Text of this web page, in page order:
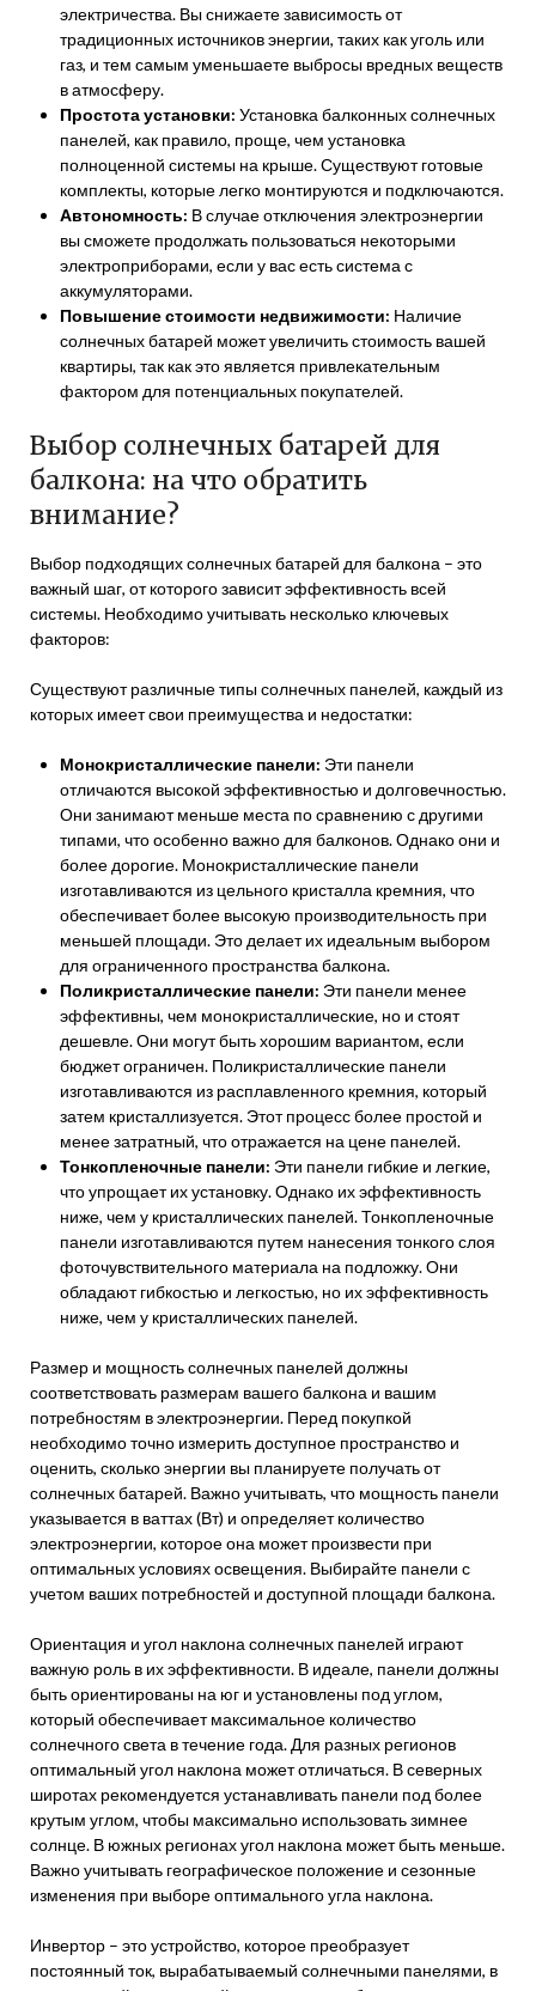
электричества. Вы снижаете зависимость от
традиционных источников энергии, таких как уголь или
газ, и тем самым уменьшаете выбросы вредных веществ
в атмосферу.
Простота установки: Установка балконных солнечных
панелей, как правило, проще, чем установка
полноценной системы на крыше. Существуют готовые
комплекты, которые легко монтируются и подключаются.
Автономность: В случае отключения электроэнергии
вы сможете продолжать пользоваться некоторыми
электроприборами, если у вас есть система с
аккумуляторами.
Повышение стоимости недвижимости: Наличие
солнечных батарей может увеличить стоимость вашей
квартиры, так как это является привлекательным
фактором для потенциальных покупателей.
Выбор солнечных батарей для
балкона: на что обратить
внимание?
Выбор подходящих солнечных батарей для балкона – это
важный шаг, от которого зависит эффективность всей
системы. Необходимо учитывать несколько ключевых
факторов:
Существуют различные типы солнечных панелей, каждый из
которых имеет свои преимущества и недостатки:
Монокристаллические панели: Эти панели
отличаются высокой эффективностью и долговечностью.
Они занимают меньше места по сравнению с другими
типами, что особенно важно для балконов. Однако они и
более дорогие. Монокристаллические панели
изготавливаются из цельного кристалла кремния, что
обеспечивает более высокую производительность при
меньшей площади. Это делает их идеальным выбором
для ограниченного пространства балкона.
Поликристаллические панели: Эти панели менее
эффективны, чем монокристаллические, но и стоят
дешевле. Они могут быть хорошим вариантом, если
бюджет ограничен. Поликристаллические панели
изготавливаются из расплавленного кремния, который
затем кристаллизуется. Этот процесс более простой и
менее затратный, что отражается на цене панелей.
Тонкопленочные панели: Эти панели гибкие и легкие,
что упрощает их установку. Однако их эффективность
ниже, чем у кристаллических панелей. Тонкопленочные
панели изготавливаются путем нанесения тонкого слоя
фоточувствительного материала на подложку. Они
обладают гибкостью и легкостью, но их эффективность
ниже, чем у кристаллических панелей.
Размер и мощность солнечных панелей должны
соответствовать размерам вашего балкона и вашим
потребностям в электроэнергии. Перед покупкой
необходимо точно измерить доступное пространство и
оценить, сколько энергии вы планируете получать от
солнечных батарей. Важно учитывать, что мощность панели
указывается в ваттах (Вт) и определяет количество
электроэнергии, которое она может произвести при
оптимальных условиях освещения. Выбирайте панели с
учетом ваших потребностей и доступной площади балкона.
Ориентация и угол наклона солнечных панелей играют
важную роль в их эффективности. В идеале, панели должны
быть ориентированы на юг и установлены под углом,
который обеспечивает максимальное количество
солнечного света в течение года. Для разных регионов
оптимальный угол наклона может отличаться. В северных
широтах рекомендуется устанавливать панели под более
крутым углом, чтобы максимально использовать зимнее
солнце. В южных регионах угол наклона может быть меньше.
Важно учитывать географическое положение и сезонные
изменения при выборе оптимального угла наклона.
Инвертор – это устройство, которое преобразует
постоянный ток, вырабатываемый солнечными панелями, в